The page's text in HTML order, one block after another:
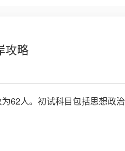
攻略
62人。初试科目包括思想政治